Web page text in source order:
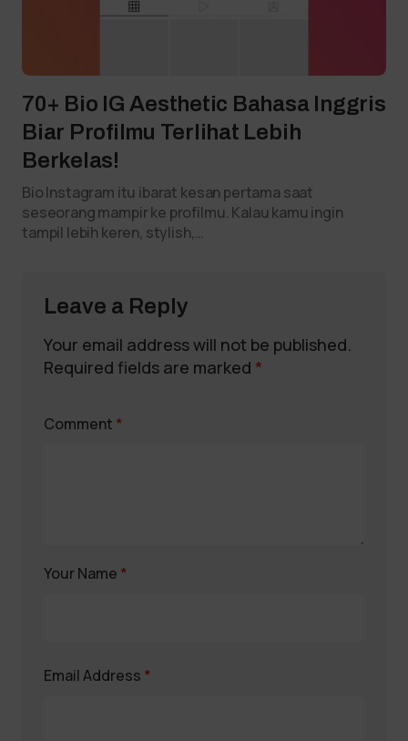
70+ Bio IG Aesthetic Bahasa Inggris
Biar Profilmu Terlihat Lebih
Berkelas!
Bio Instagram itu ibarat kesan pertama saat
seseorang mampir ke profilmu. Kalau kamu ingin
tampil lebih keren, stylish,…
Leave a Reply
Your email address will not be published.
Required fields are marked *
Comment *
Your Name *
Email Address *